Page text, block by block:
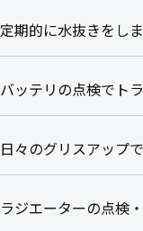
定期的に水抜きをし
バッテリの点検でト
日々のグリスアップ
ラジエーターの点検